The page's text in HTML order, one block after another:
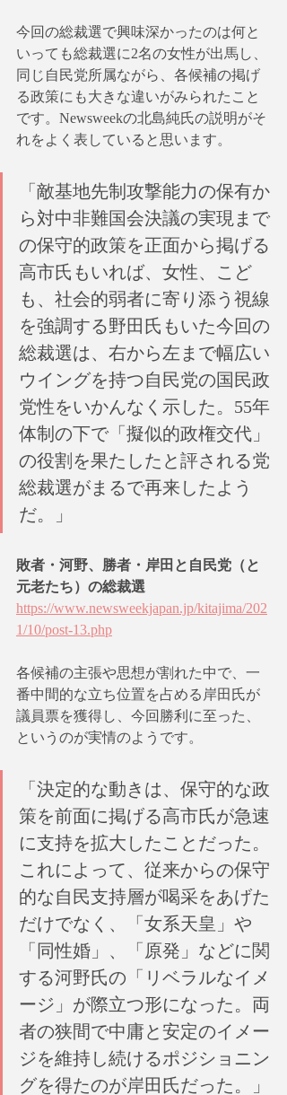
今回の総裁選で興味深かったのは何と
いっても総裁選に2名の女性が出馬し、
同じ自民党所属ながら、各候補の掲げ
る政策にも大きな違いがみられたこと
です。Newsweekの北島純氏の説明がそ
れをよく表していると思います。
「敵基地先制攻撃能力の保有か
ら対中非難国会決議の実現まで
の保守的政策を正面から掲げる
高市氏もいれば、女性、こど
も、社会的弱者に寄り添う視線
を強調する野田氏もいた今回の
総裁選は、右から左まで幅広い
ウイングを持つ自民党の国民政
党性をいかんなく示した。55年
体制の下で「擬似的政権交代」
の役割を果たしたと評される党
総裁選がまるで再来したよう
だ。」
敗者・河野、勝者・岸田と自民党（と
元老たち）の総裁選
https://www.newsweekjapan.jp/kitajima/202
1/10/post-13.php
各候補の主張や思想が割れた中で、一
番中間的な立ち位置を占める岸田氏が
議員票を獲得し、今回勝利に至った、
というのが実情のようです。
「決定的な動きは、保守的な政
策を前面に掲げる高市氏が急速
に支持を拡大したことだった。
これによって、従来からの保守
的な自民支持層が喝采をあげた
だけでなく、「女系天皇」や
「同性婚」、「原発」などに関
する河野氏の「リベラルなイメ
ージ」が際立つ形になった。両
者の狭間で中庸と安定のイメー
ジを維持し続けるポジショニン
グを得たのが岸田氏だった。」